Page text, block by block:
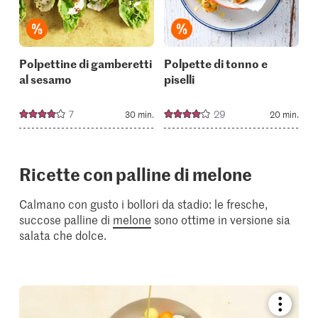
collections.
Polpettine di gamberetti
al sesamo
7 30 min.
Polpette di tonno e
piselli
29 20 min.
Ricette con palline di melone
Calmano con gusto i bollori da stadio: le fresche,
succose palline di melone sono ottime in versione sia
salata che dolce.